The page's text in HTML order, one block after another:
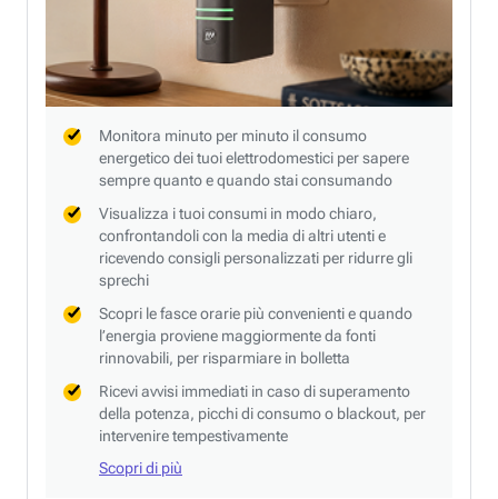
Monitora minuto per minuto il consumo
energetico dei tuoi elettrodomestici per sapere
sempre quanto e quando stai consumando
Visualizza i tuoi consumi in modo chiaro,
confrontandoli con la media di altri utenti e
ricevendo consigli personalizzati per ridurre gli
sprechi
Scopri le fasce orarie più convenienti e quando
l’energia proviene maggiormente da fonti
rinnovabili, per risparmiare in bolletta
Ricevi avvisi immediati in caso di superamento
della potenza, picchi di consumo o blackout, per
intervenire tempestivamente
Scopri di più